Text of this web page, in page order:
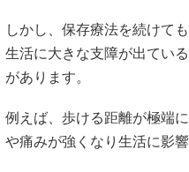
しかし、保存療法を続けて
生活に大きな支障が出てい
があります。
例えば、歩ける距離が極端
や痛みが強くなり生活に影